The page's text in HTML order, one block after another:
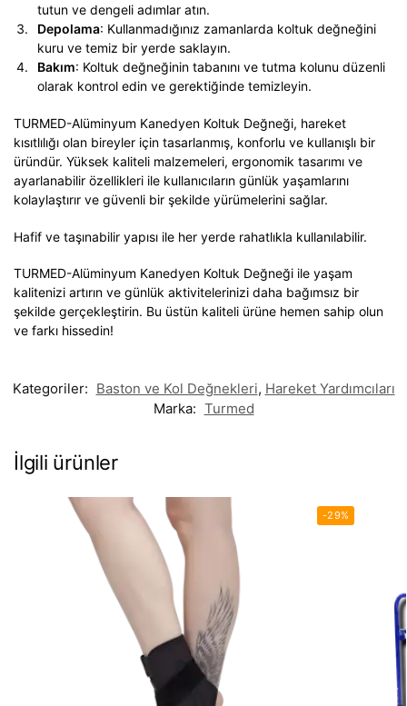
tutun ve dengeli adımlar atın.
Depolama: Kullanmadığınız zamanlarda koltuk değneğini
kuru ve temiz bir yerde saklayın.
Bakım: Koltuk değneğinin tabanını ve tutma kolunu düzenli
olarak kontrol edin ve gerektiğinde temizleyin.
TURMED-Alüminyum Kanedyen Koltuk Değneği, hareket
kısıtlılığı olan bireyler için tasarlanmış, konforlu ve kullanışlı bir
üründür. Yüksek kaliteli malzemeleri, ergonomik tasarımı ve
ayarlanabilir özellikleri ile kullanıcıların günlük yaşamlarını
kolaylaştırır ve güvenli bir şekilde yürümelerini sağlar.
Hafif ve taşınabilir yapısı ile her yerde rahatlıkla kullanılabilir.
TURMED-Alüminyum Kanedyen Koltuk Değneği ile yaşam
kalitenizi artırın ve günlük aktivitelerinizi daha bağımsız bir
şekilde gerçekleştirin. Bu üstün kaliteli ürüne hemen sahip olun
ve farkı hissedin!
Kategoriler: Baston ve Kol Değnekleri, Hareket Yardımcıları
Marka: Turmed
İlgili ürünler
-29%